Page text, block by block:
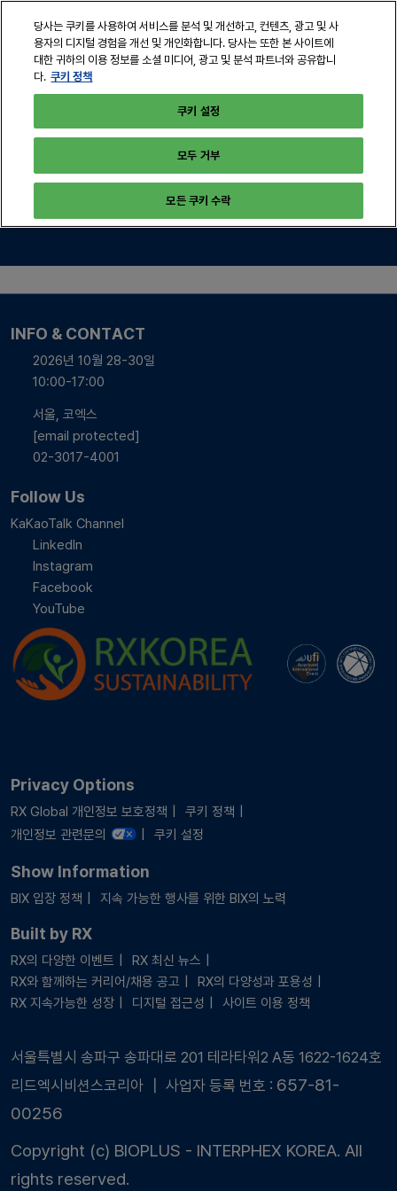
2026년 10월 28-30일
서울, 코엑스
컨퍼런스 관련 문의
INFO & CONTACT
2026년 10월 28-30일
10:00-17:00
서울, 코엑스
[email protected]
02-3017-4001
Follow Us
KaKaoTalk Channel
LinkedIn
Instagram
Facebook
YouTube
Privacy Options
RX Global 개인정보 보호정책
쿠키 정책
개인정보 관련문의
쿠키 설정
Show Information
BIX 입장 정책 지속 가능한 행사를 위한 BIX의 노력
Built by RX
RX의 다양한 이벤트
RX 최신 뉴스
RX와 함께하는 커리어/채용 공고
RX의 다양성과 포용성
RX 지속가능한 성장
디지털 접근성 사이트 이용 정책
서울특별시 송파구 송파대로 201 테라타워2 A동 1622-1624호
리드엑시비션스코리아 ┃ 사업자 등록 번호 : 657-81-
00256
Copyright (c) BIOPLUS - INTERPHEX KOREA. All
rights reserved.
당사는 쿠키를 사용하여 서비스를 분석 및 개선하고, 컨텐츠, 광고 및 사
용자의 디지털 경험을 개선 및 개인화합니다. 당사는 또한 본 사이트에
대한 귀하의 이용 정보를 소셜 미디어, 광고 및 분석 파트너와 공유합니
다. 쿠키 정책
쿠키 설정
모두 거부
모든 쿠키 수락